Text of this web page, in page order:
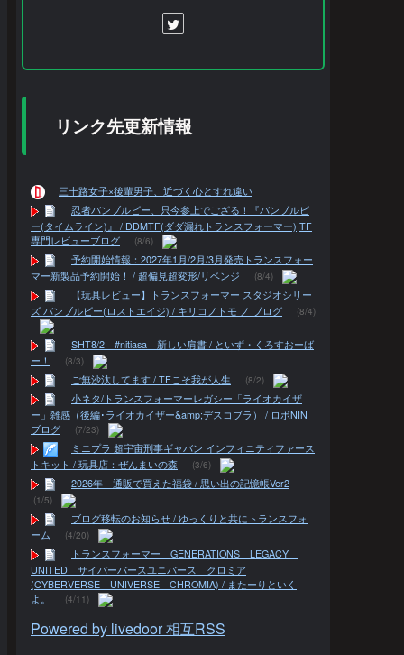
リンク先更新情報
三十路女子×後輩男子、近づく心とすれ違い
忍者バンブルビー、只今参上でござる！『バンブルビ
ー(タイムライン)』 / DDMTF(ダダ漏れトランスフォーマー)|TF
専門レビューブログ
(8/6)
予約開始情報：2027年1月/2月/3月発売トランスフォー
マー新製品予約開始！ / 超偏見超変形/リベンジ
(8/4)
【玩具レビュー】トランスフォーマー スタジオシリー
ズ バンブルビー(ロストエイジ) / キリコノトモ ノ ブログ
(8/4)
SHT8/2 #nitiasa 新しい肩書 / といず・くろすおーば
ー！
(8/3)
ご無沙汰してます / TFこそ我が人生 (8/2)
小ネタ/トランスフォーマーレガシー「ライオカイザ
ー」雑感（後編･ライオカイザー&amp;デスコブラ） / ロボNIN
ブログ
(7/23)
ミニプラ 超宇宙刑事ギャバン インフィニティファース
トキット / 玩具店：ぜんまいの森
(3/6)
2026年 通販で買えた福袋 / 思い出の記憶帳Ver2
(1/5)
ブログ移転のお知らせ / ゆっくりと共にトランスフォ
ーム
(4/20)
トランスフォーマー GENERATIONS LEGACY
UNITED サイバーバースユニバース クロミア
(CYBERVERSE UNIVERSE CHROMIA) / またーりといく
よ。
(4/11)
Powered by livedoor 相互RSS